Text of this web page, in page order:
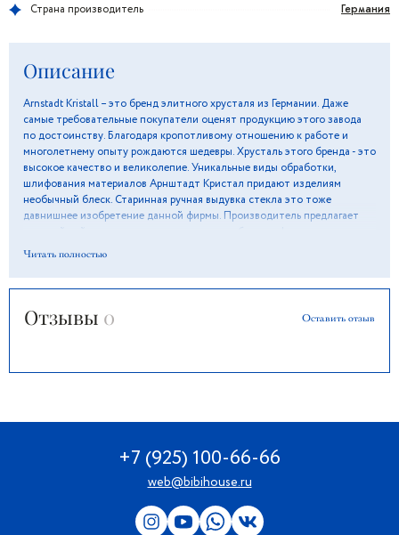
Страна производитель Германия
Описание
Arnstadt Kristall – это бренд элитного хрусталя из Германии. Даже
самые требовательные покупатели оценят продукцию этого завода
по достоинству. Благодаря кропотливому отношению к работе и
многолетнему опыту рождаются шедевры. Хрусталь этого бренда - это
высокое качество и великолепие. Уникальные виды обработки,
шлифования материалов Арнштадт Кристал придают изделиям
необычный блеск. Старинная ручная выдувка стекла это тоже
давнишнее изобретение данной фирмы. Производитель предлагает
другое. Много лет предприятие участвует в международных выставках
современных технологий придают посуде дополнительную
Читать полностью
Отзывы 0 Оставить отзыв
+7 (925) 100-66-66
web@bibihouse.ru